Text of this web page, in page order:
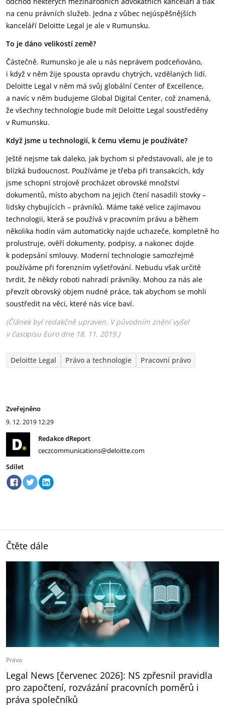
na cenu právních služeb. Jedna z vůbec nejúspěšnějších
kanceláří Deloitte Legal je ale v Rumunsku.
To je dáno velikostí země?
Částečně. Rumunsko je ale u nás neprávem podceňováno,
i když v něm žije spousta opravdu chytrých, vzdělaných lidí.
Deloitte Legal v něm má svůj globální Center of Excellence,
a navíc v něm budujeme Global Digital Center, což znamená,
že všechny technologie bude mít Deloitte Legal soustředěny
v Rumunsku.
Když jsme u technologií, k čemu všemu je používáte?
Ještě nejsme tak daleko, jak bychom si představovali, ale je to
blízká budoucnost. Používáme je třeba při transakcích, kdy
jsme schopni strojově procházet obrovské množství
dokumentů, místo abychom na jejich čtení nasadili stovky –
lidsky chybujících – právníků. Máme také velice zajímavou
technologii, která se používá v pracovním právu a během
několika hodin vám automaticky najde uchazeče, kompletně ho
prolustruje, ověří dokumenty, podpisy, a nakonec dojde
k podepsání smlouvy. Moderní technologie samozřejmě
používáme při forenzním vyšetřování. Nebudu však určitě
tvrdit, že někdy roboti nahradí právníky. Mohou za nás ale
převzít obrovský objem nudné práce, tak abychom se mohli
soustředit na věci, které nás více baví.
(Článek byl redakčně upraven. V původním znění vyšel
v časopisu Euro dne 18. 11. 2019.)
Deloitte Legal Právo a technologie Pracovní právo
Zveřejněno
9. 12. 2019 12:29
Redakce dReport
ceczcommunications@deloitte.com
Sdílet
Čtěte dále
Právo
Legal News [červenec 2026]: NS zpřesnil pravidla
pro započtení, rozvázání pracovních poměrů i
práva společníků